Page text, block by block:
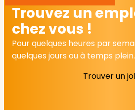
Trouvez un
chez vous !
Pour quelques heures par
quelques jours ou à temps plein.
Trouver un